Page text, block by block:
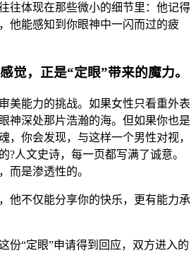
往体现在那些微小的细节里：他记得
他能感知到你眼神中一闪而过的疲
觉，正是“定眼”带来的魔力。
美能力的挑战。如果女性只看重外表
神深处那片浩瀚的海。但如果你也是
，你会发现，与这样一个男性对视，
?人文史诗，每一页都写满了诚意。
而是渗透性的。
他不仅能分享你的快乐，更有能力承
份“定眼”申请得到回应，双方进入的